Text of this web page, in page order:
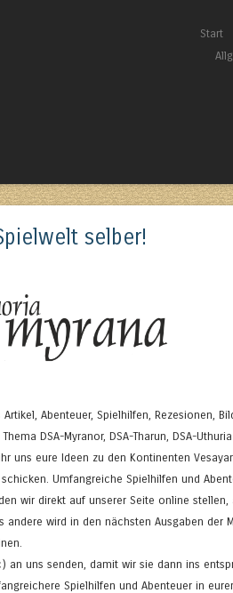
Springe zumStart
selber!
Abenteuer, Spielhilfen, Rezesionen,
DSA-Myranor, DSA-Tharun, DSA-
uns eure Ideen zu den Kontinenten
schicken. Umfangreiche Spielhilfen und
wir direkt auf unserer Seite online stellen,
andere wird in den nächsten Ausgaben der
an uns senden, damit wir sie dann ins
Spielhilfen und Abenteuer in